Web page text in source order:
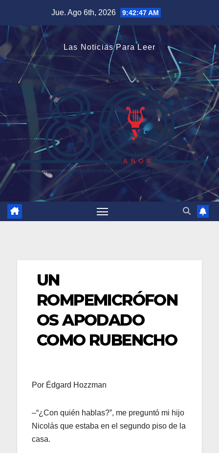
contenido
Jue. Ago 6th, 2026 9:42:48 AM
Las Noticias Para Leer
UN
ROMPEMICRÓFON
OS APODADO
COMO RUBENCHO
Por Édgard Hozzman
–“¿Con quién hablas?”, me preguntó mi hijo
Nicolás que estaba en el segundo piso de la
casa.